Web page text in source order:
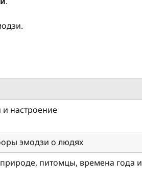
настроение
эмодзи о людях
питомцы, времена года и